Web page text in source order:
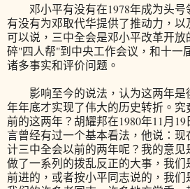
邓小平有没有在1978年成为头号
有没有为邓取代华提供了推动力，
可以说，三中全会是邓小平改革开
碎"四人帮"到中央工作会议，和十一
诸多事实和评价问题。
影响至今的说法，认为这两年是
年年底才实现了伟大的历史转折。
前的这两年？胡耀邦在1980年11月
言曾经有过一个基本看法，他说：
计三中全会以前的两年呢？我的意
做了一系列的拨乱反正的大事，我
前进的，或者按小平同志说的，我们